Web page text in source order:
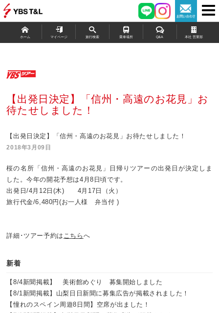
ホーム マイページ 旅行検索 乗車場所 Q&A 本社 営業部
【出発日決定】「信州・高遠のお花見」お
待たせしました！
【出発日決定】「信州・高遠のお花見」お待たせしました！
2018年3月09日
桜の名所「信州・高遠のお花見」日帰りツアーの出発日が決定しま
した。今年の開花予想は4月8日頃です。
出発日/4月12日(木) 4月17日（火）
旅行代金/6,480円(お一人様 弁当付 )
詳細･ツアー予約は こちら へ
新着
【8/4新聞掲載】 美術館めぐり 募集開始しました
【8/1新聞掲載】山梨日日新聞に募集広告が掲載されました！
【憧れのスペイン周遊8日間】空席が出ました！